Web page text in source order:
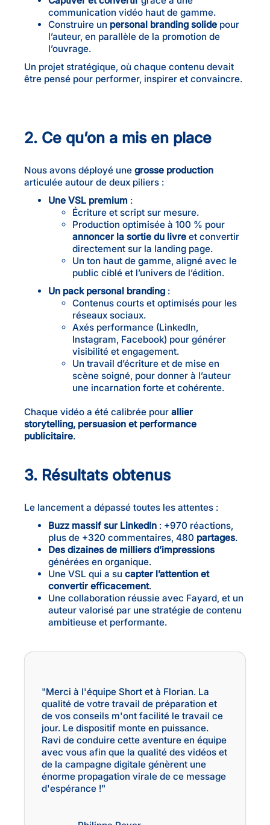
communication vidéo haut de gamme.
Construire un personal branding solide pour
l’auteur, en parallèle de la promotion de
l’ouvrage.
Un projet stratégique, où chaque contenu devait
être pensé pour performer, inspirer et convaincre.
2. Ce qu’on a mis en place
Nous avons déployé une grosse production
articulée autour de deux piliers :
Une VSL premium :
Écriture et script sur mesure.
Production optimisée à 100 % pour
annoncer la sortie du livre et convertir
directement sur la landing page.
Un ton haut de gamme, aligné avec le
public ciblé et l’univers de l’édition.
Un pack personal branding :
Contenus courts et optimisés pour les
réseaux sociaux.
Axés performance (LinkedIn,
Instagram, Facebook) pour générer
visibilité et engagement.
Un travail d’écriture et de mise en
scène soigné, pour donner à l’auteur
une incarnation forte et cohérente.
Chaque vidéo a été calibrée pour allier
storytelling, persuasion et performance
publicitaire.
3. Résultats obtenus
Le lancement a dépassé toutes les attentes :
Buzz massif sur LinkedIn : +970 réactions,
plus de +320 commentaires, 480 partages.
Des dizaines de milliers d’impressions
générées en organique.
Une VSL qui a su capter l’attention et
convertir efficacement.
Une collaboration réussie avec Fayard, et un
auteur valorisé par une stratégie de contenu
ambitieuse et performante.
"Merci à l'équipe Short et à Florian. La
qualité de votre travail de préparation et
de vos conseils m'ont facilité le travail ce
jour. Le dispositif monte en puissance.
Ravi de conduire cette aventure en équipe
avec vous afin que la qualité des vidéos et
de la campagne digitale génèrent une
énorme propagation virale de ce message
d'espérance !"